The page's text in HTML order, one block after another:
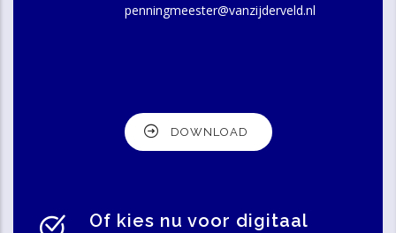
penningmeester@vanzijderveld.nl
DOWNLOAD
Of kies nu voor digitaal